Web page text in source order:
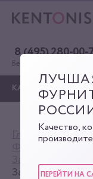
8 (495) 280-00-
Бесплатная
КАТАЛОГ
Главная
Замок
Качество,
ПЕРЕЙТИ НА